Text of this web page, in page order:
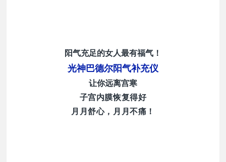
阳气充足的女人最有福气！
光神巴德尔阳气补充仪
让你远离宫寒
子宫内膜恢复得好
月月舒心，月月不痛！